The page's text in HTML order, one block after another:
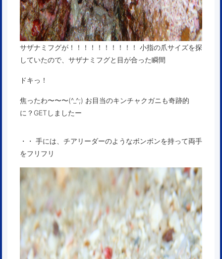
サザナミフグが！！！！！！！！！！ 小指の爪サイズを探
していたので、サザナミフグと目が合った瞬間
ドキっ！
焦ったわ〜〜〜(^_^;) お目当のキンチャクガニも奇跡的
に？GETしましたー
・・ 手には、チアリーダーのようなボンボンを持って両手
をフリフリ